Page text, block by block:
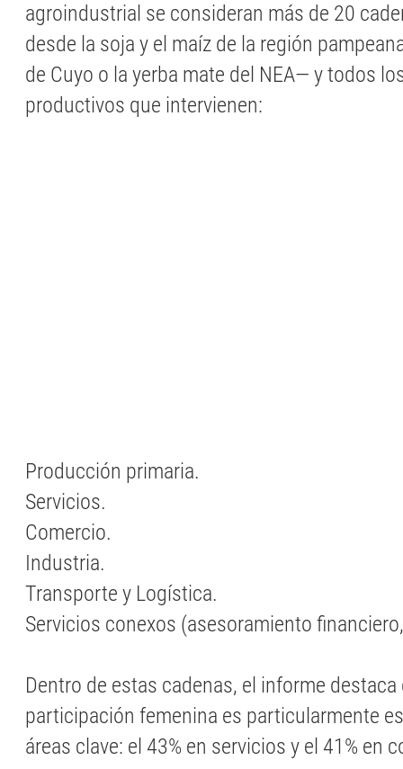
agroindustrial se consideran más de 20
desde la soja y el maíz de la región
de Cuyo o la yerba mate del NEA— y todos
productivos que intervienen:
Producción primaria.
Servicios.
Comercio.
Industria.
Transporte y Logística.
Servicios conexos (asesoramiento
Dentro de estas cadenas, el informe destaca
participación femenina es particularmente
áreas clave: el 43% en servicios y el 41% en